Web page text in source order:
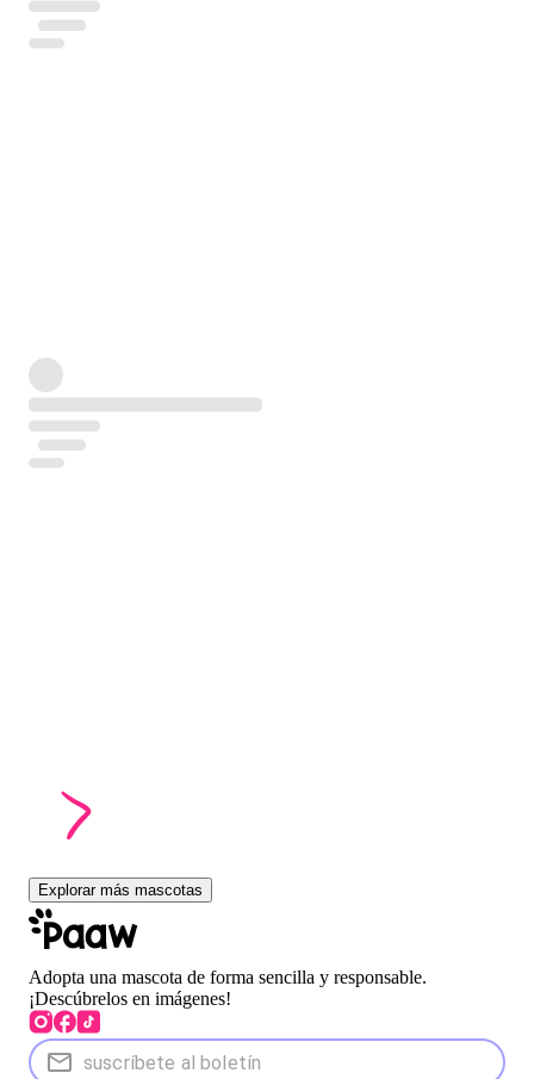
Explorar más mascotas
Adopta una mascota de forma sencilla y responsable.
¡Descúbrelos en imágenes!